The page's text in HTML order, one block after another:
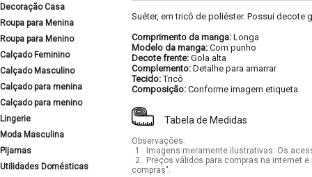
Decoração Casa
Roupa para Menina
Roupa para Menino
Calçado Feminino
Calçado Masculino
Calçado para menina
Calçado para menino
Lingerie
Moda Masculina
Pijamas
Utilidades Domésticas
Suéter, em tricô de poliéster. Possui
Comprimento da manga: Longa
Modelo da manga: Com punho
Decote frente: Gola alta
Complemento: Detalhe para amarrar
Tecido:Tricô
Composição: Conforme imagem etiqueta
Tabela de Medidas
Observações:
1.
Imagens meramente ilustrativas. Os
2.
Preços válidos para compras na internet
compras".